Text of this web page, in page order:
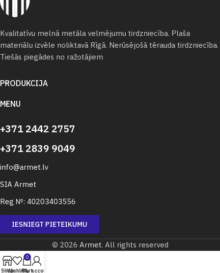
Kvalitatīvu melnā metāla velmējumu tirdzniecība. Plaša
materiālu izvēle noliktavā Rīgā. Nerūsējošā tērauda tirdzniecība.
Tiešās piegādes no ražotājiem
PRODUKCIJA
MENU
+371 2442 2757
+371 2839 9049
info@armet.lv
SIA Armet
Reg №: 40203403556
IESNIEGT PIETEIKUMU
© 2026 Armet. All rights reserved
ShopWishlist
0
Cart
My account